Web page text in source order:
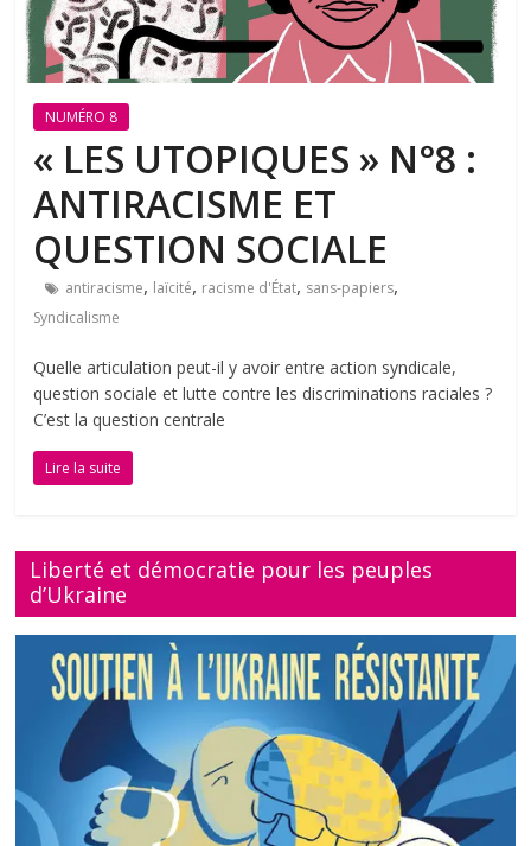
NUMÉRO 8
« LES UTOPIQUES » N°8 :
ANTIRACISME ET
QUESTION SOCIALE
antiracisme, laïcité, racisme d'État, sans-papiers,
Syndicalisme
Quelle articulation peut-il y avoir entre action syndicale,
question sociale et lutte contre les discriminations raciales ?
C’est la question centrale
Lire la suite
Liberté et démocratie pour les peuples
d’Ukraine